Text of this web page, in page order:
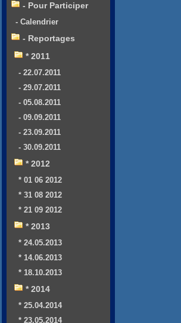
- Pour Participer
- Calendrier
- Reportages
* 2011
- 22.07.2011
- 29.07.2011
- 05.08.2011
- 09.09.2011
- 23.09.2011
- 30.09.2011
* 2012
* 01 06 2012
* 31 08 2012
* 21 09 2012
* 2013
* 24.05.2013
* 14.06.2013
* 18.10.2013
* 2014
* 25.04.2014
* 23.05.2014